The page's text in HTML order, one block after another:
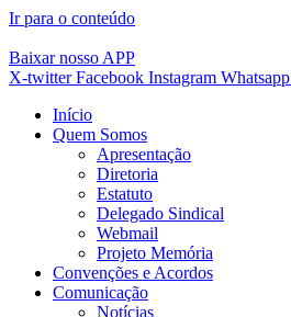
Ir para o conteúdo
Baixar nosso APP
X-twitter Facebook Instagram Whatsapp
Início
Quem Somos
Apresentação
Diretoria
Estatuto
Delegado Sindical
Webmail
Projeto Memória
Convenções e Acordos
Comunicação
Notícias